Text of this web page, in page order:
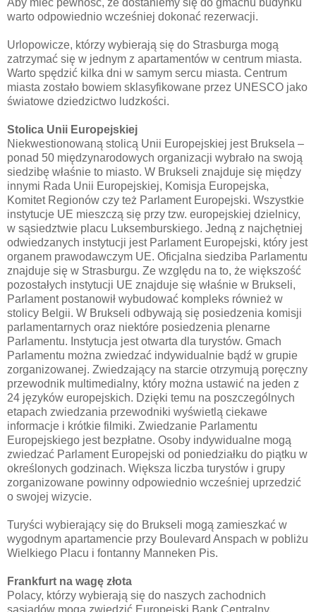
warto odpowiednio wcześniej dokonać rezerwacji.
Urlopowicze, którzy wybierają się do Strasburga mogą
zatrzymać się w jednym z apartamentów w centrum miasta.
Warto spędzić kilka dni w samym sercu miasta. Centrum
miasta zostało bowiem sklasyfikowane przez UNESCO jako
światowe dziedzictwo ludzkości.
Stolica Unii Europejskiej
Niekwestionowaną stolicą Unii Europejskiej jest Bruksela –
ponad 50 międzynarodowych organizacji wybrało na swoją
siedzibę właśnie to miasto. W Brukseli znajduje się między
innymi Rada Unii Europejskiej, Komisja Europejska,
Komitet Regionów czy też Parlament Europejski. Wszystkie
instytucje UE mieszczą się przy tzw. europejskiej dzielnicy,
w sąsiedztwie placu Luksemburskiego. Jedną z najchętniej
odwiedzanych instytucji jest Parlament Europejski, który jest
organem prawodawczym UE. Oficjalna siedziba Parlamentu
znajduje się w Strasburgu. Ze względu na to, że większość
pozostałych instytucji UE znajduje się właśnie w Brukseli,
Parlament postanowił wybudować kompleks również w
stolicy Belgii. W Brukseli odbywają się posiedzenia komisji
parlamentarnych oraz niektóre posiedzenia plenarne
Parlamentu. Instytucja jest otwarta dla turystów. Gmach
Parlamentu można zwiedzać indywidualnie bądź w grupie
zorganizowanej. Zwiedzający na starcie otrzymują poręczny
przewodnik multimedialny, który można ustawić na jeden z
24 języków europejskich. Dzięki temu na poszczególnych
etapach zwiedzania przewodniki wyświetlą ciekawe
informacje i krótkie filmiki. Zwiedzanie Parlamentu
Europejskiego jest bezpłatne. Osoby indywidualne mogą
zwiedzać Parlament Europejski od poniedziałku do piątku w
określonych godzinach. Większa liczba turystów i grupy
zorganizowane powinny odpowiednio wcześniej uprzedzić
o swojej wizycie.
Turyści wybierający się do Brukseli mogą zamieszkać w
wygodnym apartamencie przy Boulevard Anspach w pobliżu
Wielkiego Placu i fontanny Manneken Pis.
Frankfurt na wagę złota
Polacy, którzy wybierają się do naszych zachodnich
sąsiadów mogą zwiedzić Europejski Bank Centralny.